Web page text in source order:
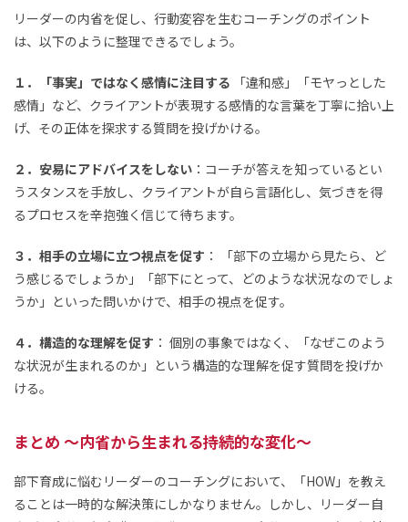
リーダーの内省を促し、行動変容を生むコーチングのポイント
は、以下のように整理できるでしょう。
１．「事実」ではなく感情に注目する 「違和感」「モヤっとした
感情」など、クライアントが表現する感情的な言葉を丁寧に拾い上
げ、その正体を探求する質問を投げかける。
２．安易にアドバイスをしない ：コーチが答えを知っているとい
うスタンスを手放し、クライアントが自ら言語化し、気づきを得
るプロセスを辛抱強く信じて待ちます。
３．相手の立場に立つ視点を促す ： 「部下の立場から見たら、ど
う感じるでしょうか」「部下にとって、どのような状況なのでしょ
うか」といった問いかけで、相手の視点を促す。
４．構造的な理解を促す ： 個別の事象ではなく、「なぜこのよう
な状況が生まれるのか」という構造的な理解を促す質問を投げか
ける。
まとめ ～内省から生まれる持続的な変化～
部下育成に悩むリーダーのコーチングにおいて、「HOW」を教え
ることは一時的な解決策にしかなりません。しかし、リーダー自